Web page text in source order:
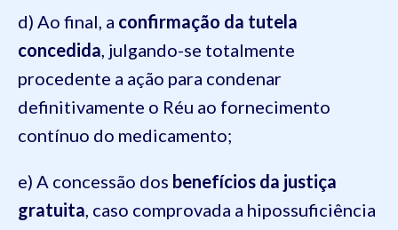
d) Ao final, a confirmação da tutela
concedida, julgando-se totalmente
procedente a ação para condenar
definitivamente o Réu ao fornecimento
contínuo do medicamento;
e) A concessão dos benefícios da justiça
gratuita, caso comprovada a hipossuficiência